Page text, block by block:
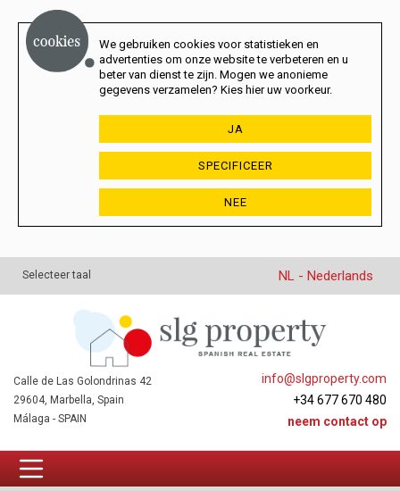
We gebruiken cookies voor statistieken en
advertenties om onze website te verbeteren en u
beter van dienst te zijn. Mogen we anonieme
gegevens verzamelen? Kies hier uw voorkeur.
JA
SPECIFICEER
NEE
Selecteer taal NL - Nederlands
info@slgproperty.com
+34 677 670 480
neem contact op
Calle de Las Golondrinas 42
29604, Marbella, Spain
Málaga - SPAIN